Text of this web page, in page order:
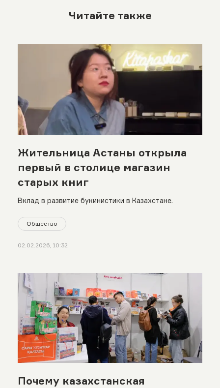
Читайте также
Жительница Астаны открыла
первый в столице магазин
старых книг
Вклад в развитие букинистики в Казахстане.
Общество
02.02.2026, 10:32
Почему казахстанская